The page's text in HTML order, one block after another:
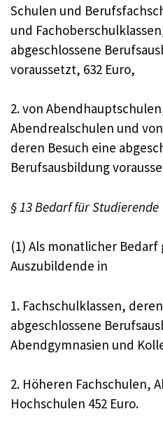
Schulen und
und
abgeschlossene
voraussetzt, 632 Euro,
2. von
Abendrealschulen und
deren Besuch eine
Berufsausbildung
§ 13 Bedarf für Studierende
(1) Als monatlicher
Auszubildende in
1. Fachschulklassen,
abgeschlossene
Abendgymnasien und
2. Höheren Fachschulen,
Hochschulen 452 Euro.